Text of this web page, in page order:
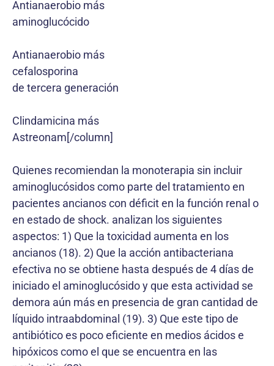
Antianaerobio más
aminoglucócido
Antianaerobio más
cefalosporina
de tercera generación
Clindamicina más
Astreonam[/column]
Quienes recomiendan la monoterapia sin incluir
aminoglucósidos como parte del tratamiento en
pacientes ancianos con déficit en la función renal o
en estado de shock. analizan los siguientes
aspectos: 1) Que la toxicidad aumenta en los
ancianos (18). 2) Que la acción antibacteriana
efectiva no se obtiene hasta después de 4 días de
iniciado el aminoglucósido y que esta actividad se
demora aún más en presencia de gran cantidad de
líquido intraabdominal (19). 3) Que este tipo de
antibiótico es poco eficiente en medios ácidos e
hipóxicos como el que se encuentra en las